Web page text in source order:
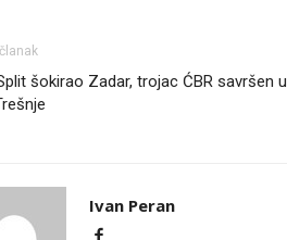
šokirao Zadar, trojac ĆBR savršen u
Ivan Peran